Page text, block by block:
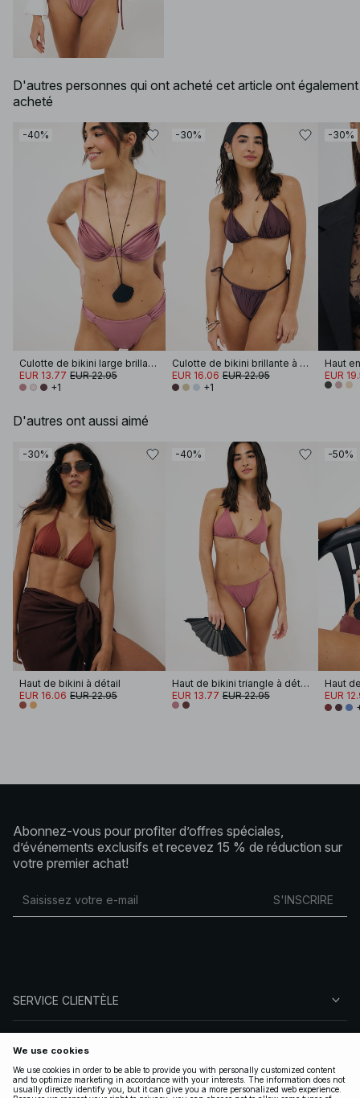
D'autres personnes qui ont acheté cet article ont également
acheté
-40%
Culotte de bikini large brillante à fronces
EUR 13.77 EUR 22.95
+1
-30%
Culotte de bikini brillante à nouer
EUR 16.06 EUR 22.95
+1
-30%
EUR
D'autres ont aussi aimé
-30%
Haut de bikini à détail
EUR 16.06 EUR 22.95
-40%
Haut de bikini triangle à détails
EUR 13.77 EUR 22.95
-50%
Haut
EUR
Abonnez-vous pour profiter d’offres spéciales,
d’événements exclusifs et recevez 15 % de réduction sur
votre premier achat!
S'INSCRIRE
SERVICE CLIENTÈLE
SUIVEZ-NOUS